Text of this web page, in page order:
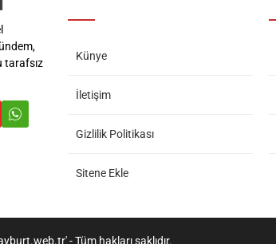
tarafsız
Künye
İletişim
Gizlilik Politikası
Sitene Ekle
- Tüm hakları saklıdır.